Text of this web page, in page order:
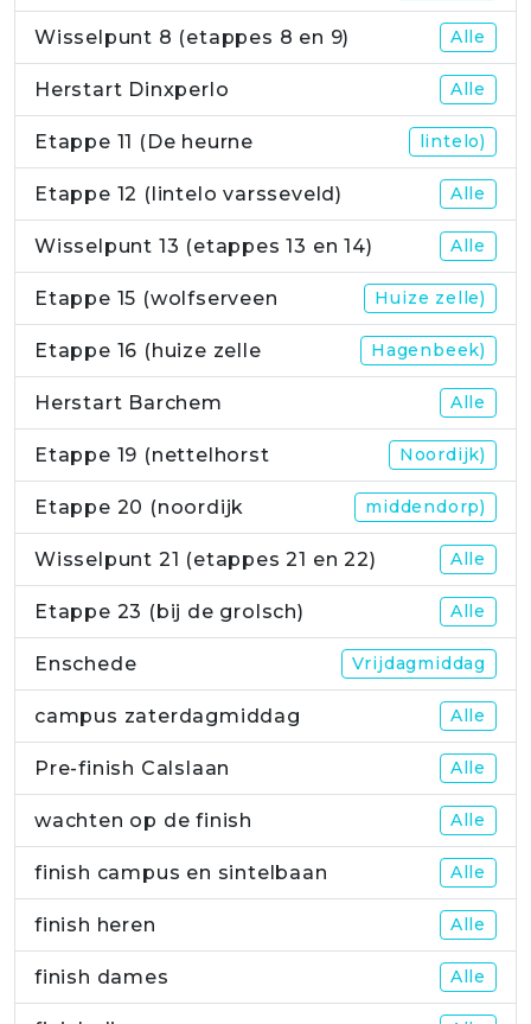
Wisselpunt 8 (etappes 8 en 9) Alle
Herstart Dinxperlo Alle
Etappe 11 (De heurne lintelo)
Etappe 12 (lintelo varsseveld) Alle
Wisselpunt 13 (etappes 13 en 14) Alle
Etappe 15 (wolfserveen Huize zelle)
Etappe 16 (huize zelle Hagenbeek)
Herstart Barchem Alle
Etappe 19 (nettelhorst Noordijk)
Etappe 20 (noordijk middendorp)
Wisselpunt 21 (etappes 21 en 22) Alle
Etappe 23 (bij de grolsch) Alle
Enschede Vrijdagmiddag
campus zaterdagmiddag Alle
Pre-finish Calslaan Alle
wachten op de finish Alle
finish campus en sintelbaan Alle
finish heren Alle
finish dames Alle